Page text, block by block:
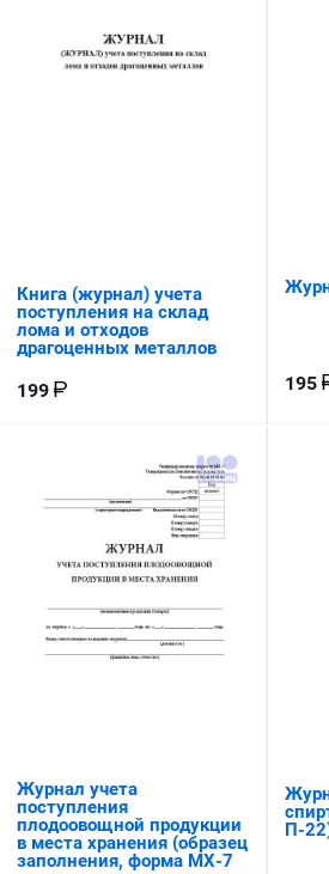
Книга (журнал) учета
поступления на склад
лома и отходов
драгоценных металлов
199 195
Журнал учета
поступления
плодоовощной продукции
в места хранения (образец
заполнения, форма МХ-7
П-